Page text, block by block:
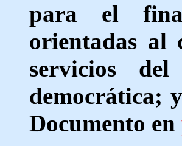
para el
orientadas al
servicios
democrática;
Documento en